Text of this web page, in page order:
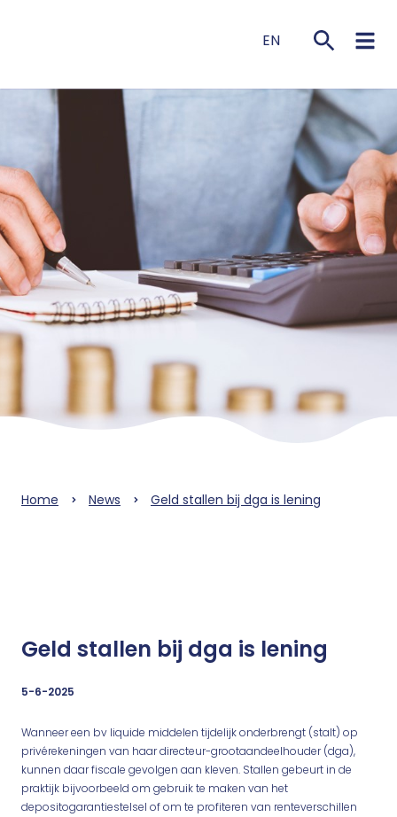
EN
Home News Geld stallen bij dga is lening
Geld stallen bij dga is lening
5-6-2025
Wanneer een bv liquide middelen tijdelijk onderbrengt (stalt) op
privérekeningen van haar directeur-grootaandeelhouder (dga),
kunnen daar fiscale gevolgen aan kleven. Stallen gebeurt in de
praktijk bijvoorbeeld om gebruik te maken van het
depositogarantiestelsel of om te profiteren van renteverschillen